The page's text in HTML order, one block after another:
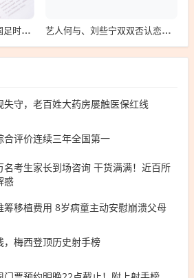
广州11月将举办四国赛 国足时隔七年重返天体 艺人何与、刘些宁双双否认恋情：单身，勿扰；两人绯闻已持续三年
失守，老百姓大药房屡触医保红线
合评价连续三年全国第一
名考生家长到场咨询 干货满满！近百所
惑
筹移植费用 8岁病童主动安慰崩溃父母
，梅西登顶历史射手榜